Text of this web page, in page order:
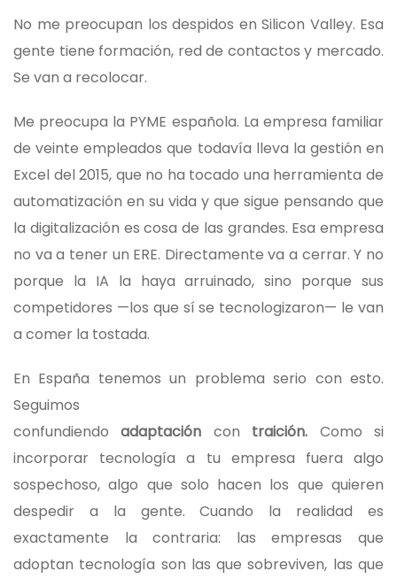
No me preocupan los despidos en Silicon Valley. Esa
gente tiene formación, red de contactos y mercado.
Se van a recolocar.
Me preocupa la PYME española. La empresa familiar
de veinte empleados que todavía lleva la gestión en
Excel del 2015, que no ha tocado una herramienta de
automatización en su vida y que sigue pensando que
la digitalización es cosa de las grandes. Esa empresa
no va a tener un ERE. Directamente va a cerrar. Y no
porque la IA la haya arruinado, sino porque sus
competidores —los que sí se tecnologizaron— le van
a comer la tostada.
En España tenemos un problema serio con esto.
Seguimos
confundiendoadaptación con traición. Como si
incorporar tecnología a tu empresa fuera algo
sospechoso, algo que solo hacen los que quieren
despedir a la gente. Cuando la realidad es
exactamente la contraria: las empresas que
adoptan tecnología son las que sobreviven, las que